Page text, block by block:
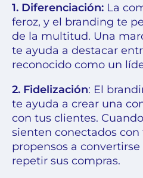
1. Diferenciación: La
feroz, y el branding te
de la multitud. Una
te ayuda a destacar
reconocido como un
2. Fidelización: El
te ayuda a crear una
con tus clientes.
sienten conectados
propensos a
repetir sus compras.